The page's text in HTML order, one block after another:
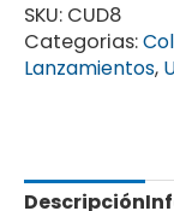
SKU: CUD8
Categorias:
Lanzamientos,
Descripción